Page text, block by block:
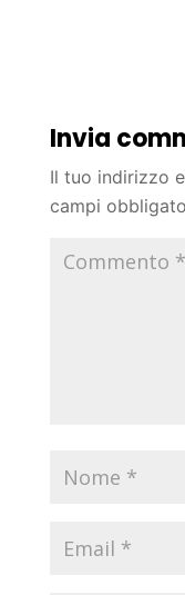
Invia
Il tuo indirizzo
campi